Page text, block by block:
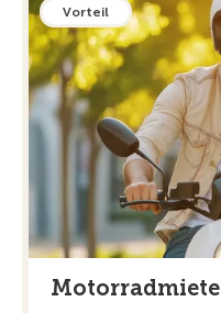
Vorteil
Motorradmiete